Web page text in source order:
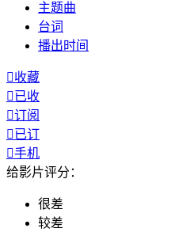
主题曲
台词
播出时间
收藏
已收
订阅
已订
手机
给影片评分：
很差
较差